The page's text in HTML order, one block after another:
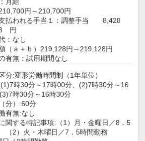
円～210,700円
支払われる手当１：調整手当 8,428
円
：なし
（ａ＋ｂ）219,128円～219,128円
有無：試用期間なし
分:変形労働時間制（1年単位）
時30分～17時00分、(2)7時30分～16
時30分～16時30分
分）:60分
有無:なし
関する特記事項:（1）月・金曜日／8．5
（2）火・木曜日／7．5時間勤務